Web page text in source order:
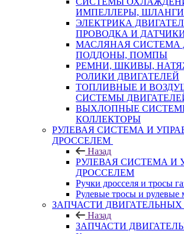
ИМПЕЛЛЕРЫ, ШЛАНГИ
ЭЛЕКТРИКА
ПРОВОДКА И
МАСЛЯНАЯ СИСТЕМА
ПОДДОНЫ, ПОМПЫ
РЕМНИ, ШКИВЫ,
РОЛИКИ ДВИГАТЕЛЕЙ
ТОПЛИВНЫЕ И
СИСТЕМЫ
ВЫХЛОПНЫЕ
КОЛЛЕКТОРЫ
РУЛЕВАЯ СИСТЕМА И
ДРОССЕЛЕМ
Назад
РУЛЕВАЯ СИСТЕМА И
ДРОССЕЛЕМ
Ручки дросселя и тросы
Рулевые тросы и рулевые
ЗАПЧАСТИ
Назад
ЗАПЧАСТИ